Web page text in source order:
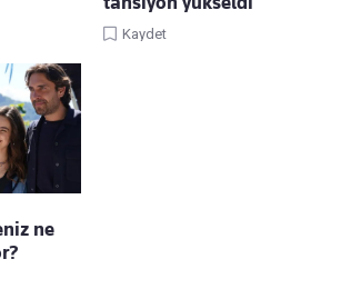
Kaydet
ne